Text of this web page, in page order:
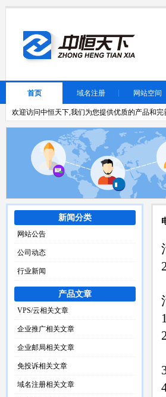
首页 域名注册 网站空间
欢迎访问中恒天下,我们为您提供优质的产品和
新闻分类
网站公告
公司动态
行业新闻
产品文章
VPS/云相关文章
企业推广相关文章
企业邮局相关文章
免投诉相关文章
域名注册相关文章